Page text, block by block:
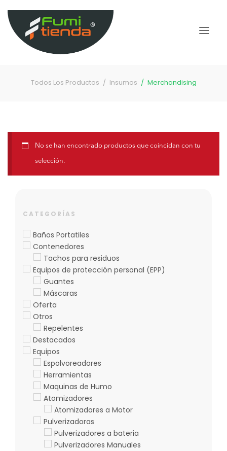
Todos Los Productos Insumos Merchandising
No se han encontrado productos que coincidan con tu
selección.
CATEGORÍAS
Baños Portatiles
Contenedores
Tachos para residuos
Equipos de protección personal (EPP)
Guantes
Máscaras
Oferta
Otros
Repelentes
Destacados
Equipos
Espolvoreadores
Herramientas
Maquinas de Humo
Atomizadores
Atomizadores a Motor
Pulverizadoras
Pulverizadores a bateria
Pulverizadores Manuales